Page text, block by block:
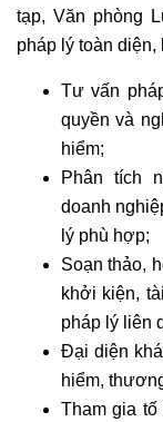
tạp, Văn phòng
pháp lý toàn diện,
Tư vấn
quyền và
hiểm;
Phân tích
doanh
lý phù hợp;
Soạn thảo,
khởi kiện,
pháp lý liên
Đại diện
hiểm,
Tham gia